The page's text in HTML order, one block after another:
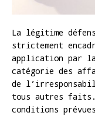
La légitime
strictement
application par
catégorie des
de
tous autres
conditions